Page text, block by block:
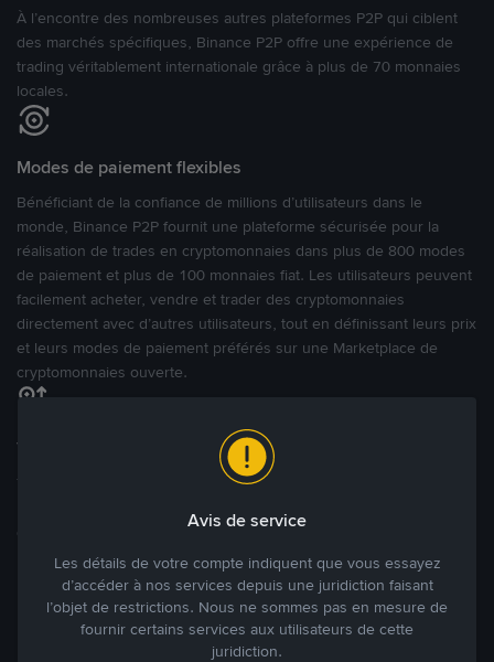
À l’encontre des nombreuses autres plateformes P2P qui ciblent
des marchés spécifiques, Binance P2P offre une expérience de
trading véritablement internationale grâce à plus de 70 monnaies
locales.
Modes de paiement flexibles
Bénéficiant de la confiance de millions d’utilisateurs dans le
monde, Binance P2P fournit une plateforme sécurisée pour la
réalisation de trades en cryptomonnaies dans plus de 800 modes
de paiement et plus de 100 monnaies fiat. Les utilisateurs peuvent
facilement acheter, vendre et trader des cryptomonnaies
directement avec d’autres utilisateurs, tout en définissant leurs prix
et leurs modes de paiement préférés sur une Marketplace de
cryptomonnaies ouverte.
Tradez à des prix avantageux pour vous
Tradez des cryptos en étant libres d’acheter et de vendre à votre
des annonces commerciales pour fixer vos propres prix.
Blog P2P Voir plus
Principaux modes de paiement
Avis de service
Les détails de votre compte indiquent que vous essayez
d’accéder à nos services depuis une juridiction faisant
l’objet de restrictions. Nous ne sommes pas en mesure de
fournir certains services aux utilisateurs de cette
juridiction.